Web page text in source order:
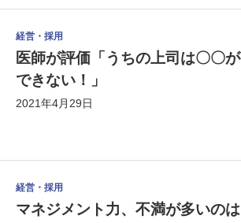
経営・採用
医師が評価「うちの上司は〇〇が
できない！」
2021年4月29日
経営・採用
マネジメント力、不満が多いのは